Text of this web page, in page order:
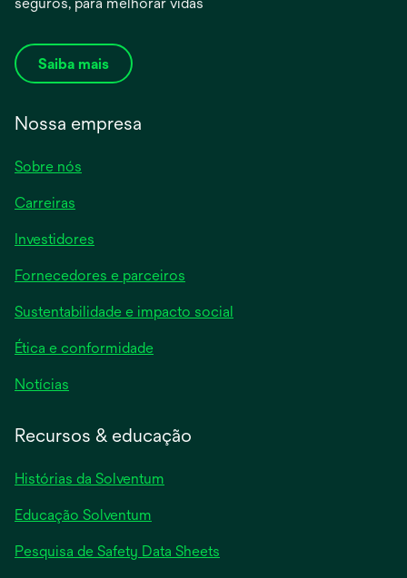
Saiba mais
Nossa empresa
Sobre nós
Carreiras
Investidores
Fornecedores e parceiros
Sustentabilidade e impacto social
Ética e conformidade
Notícias
Recursos & educação
Histórias da Solventum
Educação Solventum
Pesquisa de Safety Data Sheets